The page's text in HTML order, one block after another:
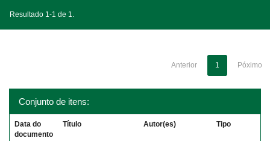
Resultado 1-1 de 1.
Anterior 1 Póximo
Conjunto de itens:
Data do
documento
Título Autor(es) Tipo